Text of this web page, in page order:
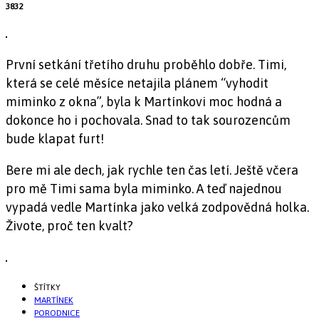
3832
První setkání třetího druhu proběhlo dobře. Timi,
která se celé měsíce netajila plánem “vyhodit
miminko z okna”, byla k Martínkovi moc hodná a
dokonce ho i pochovala. Snad to tak sourozencům
bude klapat furt!
Bere mi ale dech, jak rychle ten čas letí. Ještě včera
pro mě Timi sama byla miminko. A teď najednou
vypadá vedle Martínka jako velká zodpovědná holka.
Živote, proč ten kvalt?
ŠTÍTKY
MARTÍNEK
PORODNICE